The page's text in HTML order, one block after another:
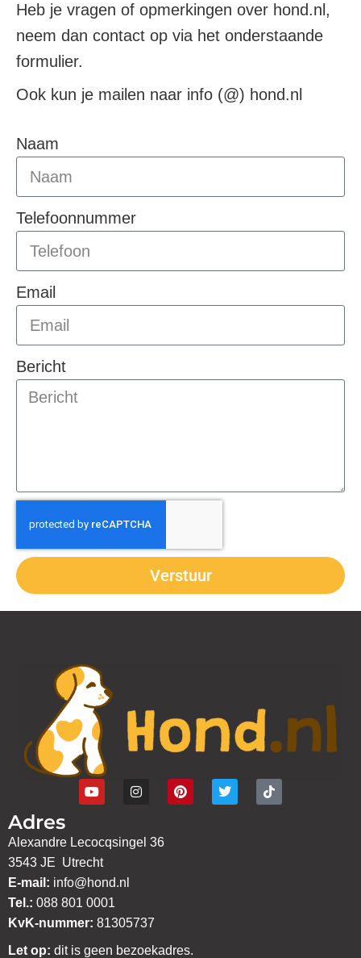
Heb je vragen of opmerkingen over hond.nl,
neem dan contact op via het onderstaande
formulier.
Ook kun je mailen naar info (@) hond.nl
Naam
Telefoonnummer
Email
Bericht
Verstuur
Adres
Alexandre Lecocqsingel 36
3543 JE Utrecht
E-mail: info@hond.nl
Tel.: 088 801 0001
KvK-nummer: 81305737
Let op: dit is geen bezoekadres.